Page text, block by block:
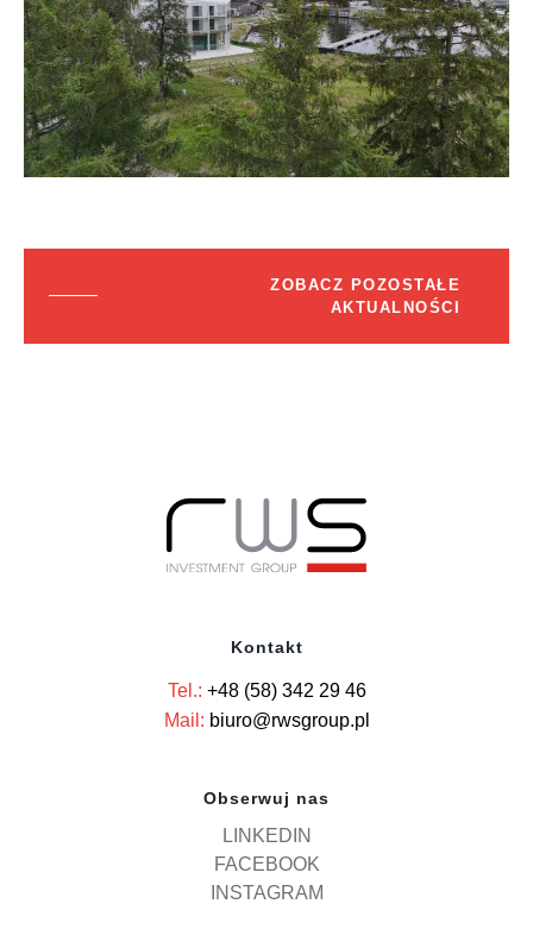
ZOBACZ POZOSTAŁE
AKTUALNOŚCI
Kontakt
Tel.: +48 (58) 342 29 46
Mail: biuro@rwsgroup.pl
Obserwuj nas
LINKEDIN
FACEBOOK
INSTAGRAM